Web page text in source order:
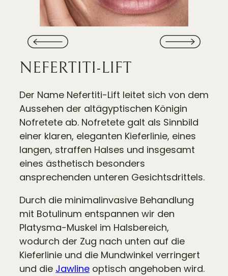
NEFERTITI-LIFT
Der Name Nefertiti-Lift leitet sich von dem
Aussehen der altägyptischen Königin
Nofretete ab. Nofretete galt als Sinnbild
einer klaren, eleganten Kieferlinie, eines
langen, straffen Halses und insgesamt
eines ästhetisch besonders
ansprechenden unteren Gesichtsdrittels.
Durch die minimalinvasive Behandlung
mit Botulinum entspannen wir den
Platysma-Muskel im Halsbereich,
wodurch der Zug nach unten auf die
Kieferlinie und die Mundwinkel verringert
und die Jawline optisch angehoben wird.